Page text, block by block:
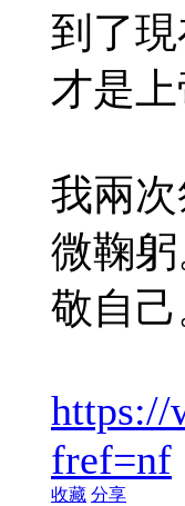
到了
才是
我兩
微鞠
敬自
https://
fref=nf
收藏 分享